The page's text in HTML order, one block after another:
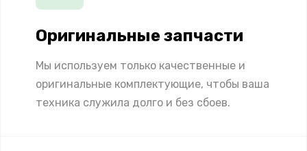
Оригинальные запчасти
Мы используем только качественные и
оригинальные комплектующие, чтобы ваша
техника служила долго и без сбоев.